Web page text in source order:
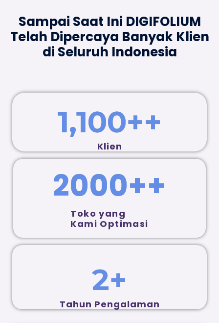
Sampai Saat Ini DIGIFOLIUM
Telah Dipercaya Banyak Klien
di Seluruh Indonesia
Klien
1,100++
Toko yang
Kami Optimasi
2000++
Tahun Pengalaman
2+